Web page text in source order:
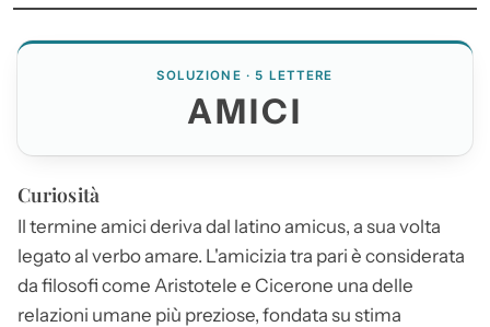
SOLUZIONE · 5 LETTERE
AMICI
Curiosità
Il termine amici deriva dal latino amicus, a sua volta
legato al verbo amare. L'amicizia tra pari è considerata
da filosofi come Aristotele e Cicerone una delle
relazioni umane più preziose, fondata su stima